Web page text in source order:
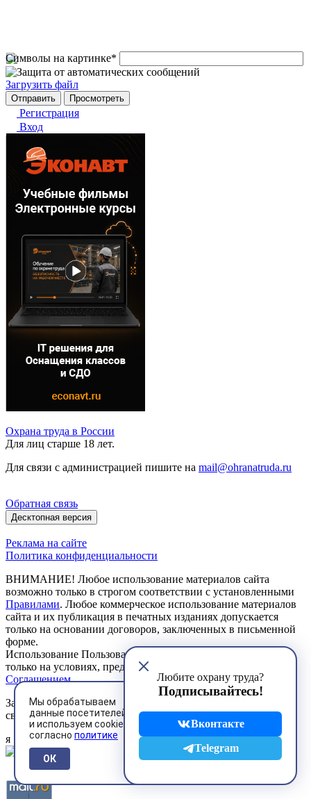
Символы на картинке*
Загрузить файл
Регистрация
Вход
Мы обрабатываем
данные посетителей
и используем cookies
согласно политике
ОК
Любите охрану труда?
Подписывайтесь!
Вконтакте
Telegram
Охрана труда в России
Для лиц старше 18 лет.
Для связи с администрацией пишите на mail@ohranatruda.ru
Обратная связь
Десктопная версия
Реклама на сайте
Политика конфиденциальности
ВНИМАНИЕ! Любое использование материалов сайта
возможно только в строгом соответствии с установленными
Правилами. Любое коммерческое использование материалов
сайта и их публикация в печатных изданиях допускается
только на основании договоров, заключенных в письменной
форме.
Использование Пользователем сервисов сайта возможно
только на условиях, предусмотренных
Соглашением
Зарегистрированное средство массовой информации
свидетельство ЭЛ № ФС 77 - 85134 от 27.04.2023 г.
я